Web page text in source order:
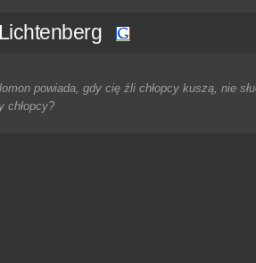
powiada, gdy cię źli chłopcy kuszą, nie
chłopcy?